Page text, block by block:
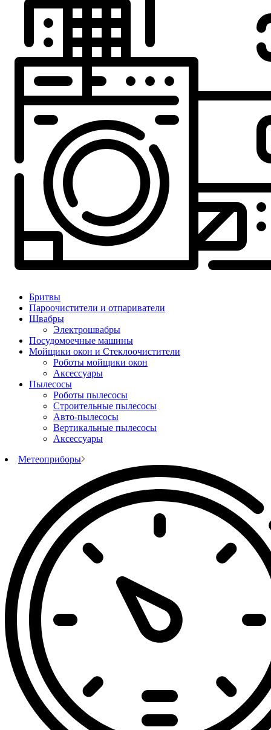
Бритвы
Пароочистители и отпариватели
Швабры
Электрошвабры
Посудомоечные машины
Мойщики окон и Стеклоочистители
Роботы мойщики окон
Аксессуары
Пылесосы
Роботы пылесосы
Строительные пылесосы
Авто-пылесосы
Вертикальные пылесосы
Аксессуары
Метеоприборы